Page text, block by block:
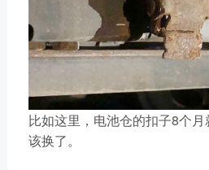
比如这里，电池仓的扣子8个
该换了。